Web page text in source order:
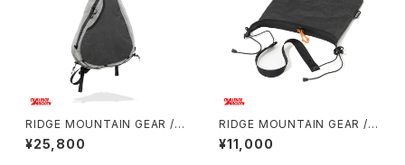
RIDGE MOUNTAIN GEAR / S
ASH PACK
¥25,800
RIDGE MOUNTAIN GEAR / S
ACOCHE
¥11,000